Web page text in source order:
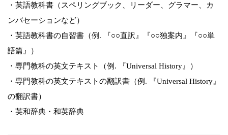
・英語教科書（スペリングブック、リーダー、グラマー、カ
ンバセーションなど）
・英語教科書の自習書（例. 『○○直訳』『○○独案内』『○○単
語篇』）
・専門教科の英文テキスト（例. 『Universal History』）
・専門教科の英文テキストの翻訳書（例. 『Universal History』
の翻訳書）
・英和辞典・和英辞典